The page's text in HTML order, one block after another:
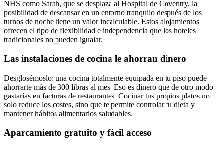
NHS como Sarah, que se desplaza al Hospital de Coventry, la
posibilidad de descansar en un entorno tranquilo después de los
turnos de noche tiene un valor incalculable. Estos alojamientos
ofrecen el tipo de flexibilidad e independencia que los hoteles
tradicionales no pueden igualar.
Las instalaciones de cocina le ahorran dinero
Desglosémoslo: una cocina totalmente equipada en tu piso puede
ahorrarte más de 300 libras al mes. Eso es dinero que de otro modo
gastarías en facturas de restaurantes. Cocinar tus propios platos no
solo reduce los costes, sino que te permite controlar tu dieta y
mantener hábitos alimentarios saludables.
Aparcamiento gratuito y fácil acceso